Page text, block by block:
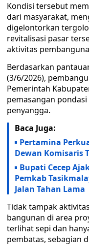
Kondisi tersebut
dari masyarakat,
digelontorkan
revitalisasi pasar
aktivitas
Berdasarkan
(3/6/2026),
Pemerintah
pemasangan
penyangga.
Baca Juga:
Pertamina
Dewan Komisaris
Bupati Cecep
Pemkab
Jalan Tahan Lama
Tidak tampak
bangunan di area
terlihat sepi dan
pembatas, sebagian